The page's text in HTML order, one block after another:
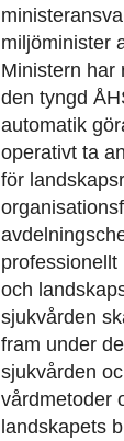
miljöminister
Ministern har
den tyngd
automatik
operativt ta
för
och
sjukvården
fram under
sjukvården
vårdmetoder
landskapets